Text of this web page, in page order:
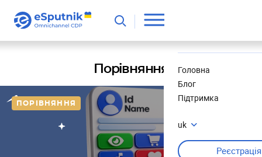
Головна
Блог
Підтримка
uk
Реєстрація
Порівняння
ПОРІВНЯННЯ